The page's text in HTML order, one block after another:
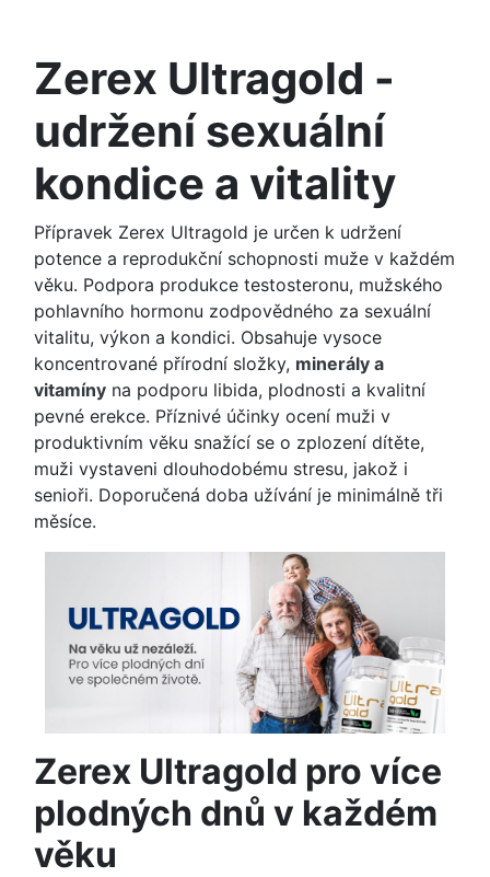
Zerex Ultragold -
udržení sexuální
kondice a vitality
Přípravek Zerex Ultragold je určen k udržení
potence a reprodukční schopnosti muže v každém
věku. Podpora produkce testosteronu, mužského
pohlavního hormonu zodpovědného za sexuální
vitalitu, výkon a kondici. Obsahuje vysoce
koncentrované přírodní složky, minerály a
vitamíny na podporu libida, plodnosti a kvalitní
pevné erekce. Příznivé účinky ocení muži v
produktivním věku snažící se o zplození dítěte,
muži vystaveni dlouhodobému stresu, jakož i
senioři. Doporučená doba užívání je minimálně tři
měsíce.
Zerex Ultragold pro více
plodných dnů v každém
věku